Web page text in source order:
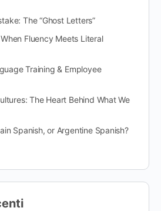
The “Ghost Letters”
Fluency Meets Literal
Training & Employee
The Heart Behind What We
Spanish, or Argentine Spanish?